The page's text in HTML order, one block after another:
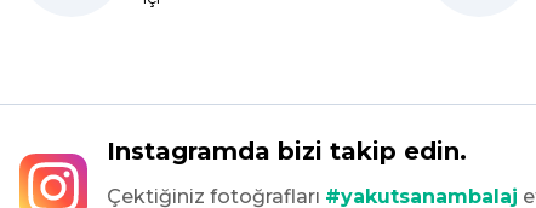
kargo hızlı çıkıyor x firma da fiyatlar daha uygundu ama
Instagramda bizi takip edin.
Çektiğiniz fotoğrafları #yakutsanambalaj